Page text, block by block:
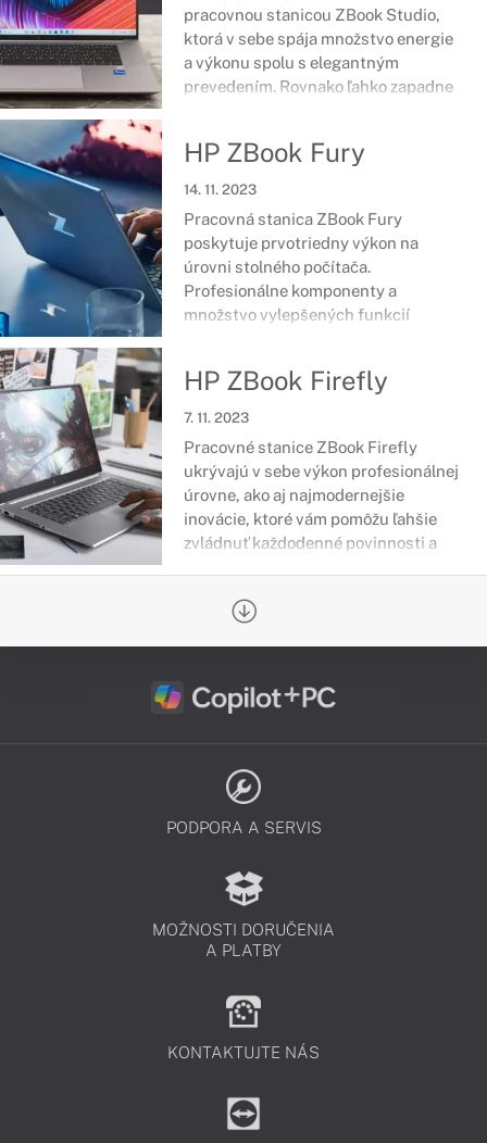
pracovnou stanicou ZBook Studio,
ktorá v sebe spája množstvo energie
a výkonu spolu s elegantným
prevedením. Rovnako ľahko zapadne
dizajnové aplikácie.
HP ZBook Fury
14. 11. 2023
Pracovná stanica ZBook Fury
poskytuje prvotriedny výkon na
úrovni stolného počítača.
Profesionálne komponenty a
množstvo vylepšených funkcií
inžinierov a vedcov, produktových
dizajnérov či samotných vývojárov.
HP ZBook Firefly
7. 11. 2023
Pracovné stanice ZBook Firefly
ukrývajú v sebe výkon profesionálnej
úrovne, ako aj najmodernejšie
inovácie, ktoré vám pomôžu ľahšie
zvládnuť každodenné povinnosti a
tvorbu 2D či 3D návrhov a množstvo
PODPORA A SERVIS
MOŽNOSTI DORUČENIA
A PLATBY
KONTAKTUJTE NÁS